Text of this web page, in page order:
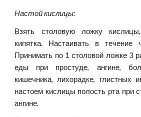
Настой кислицы:
Взять столовую ложку
кипятка. Настаивать в течение
Принимать по 1 столовой ложке 3
еды при простуде, ангине,
кишечника, лихорадке, глистных
настоем кислицы полость рта при
ангине.